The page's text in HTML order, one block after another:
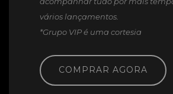
vários lançamentos.
*Grupo VIP é uma cortesia
COMPRAR AGORA